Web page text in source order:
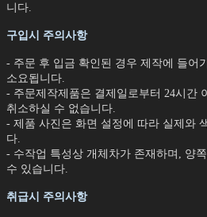
니다.
구입시 주의사항
- 주문 후 입금 확인된 경우 제작에 들어
소요됩니다.
- 주문제작제품은 결제일로부터 24시간
취소하실 수 없습니다.
- 제품 사진은 화면 설정에 따라 실제와
다.
- 수작업 특성상 개체차가 존재하며, 양
수 있습니다.
취급시 주의사항